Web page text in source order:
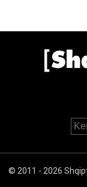
© 2011 - 2026